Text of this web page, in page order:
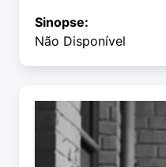
Sinopse:
Não Disponível